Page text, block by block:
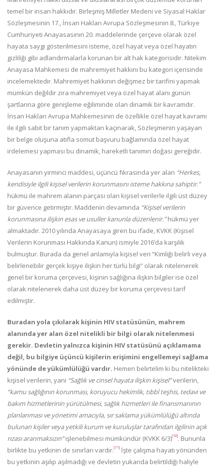
temel bir insan hakkıdır. Birleşmiş Milletler Medeni ve Siyasal Haklar
Sözleşmesinin 17., İnsan Hakları Avrupa Sözleşmesinin 8., Türkiye
Cumhuriyeti Anayasasının 20. maddelerinde çerçeve olarak özel
hayata saygı gösterilmesini isteme, özel hayat veya özel hayatın
gizliliği gibi adlandırmalarla korunan bir alt hak kategorisidir. Nitekim
Anayasa Mahkemesi de mahremiyet hakkını bu kategori içerisinde
incelemektedir. Mahremiyet hakkının değişmez bir tarifini yapmak
mümkün değildir zira mahremiyet veya özel hayat alanı günün
şartlarına göre genişleme eğiliminde olan dinamik bir kavramdır.
İnsan Hakları Avrupa Mahkemesinin de özellikle özel hayat kavramı
ile ilgili sabit bir tanım yapmaktan kaçınarak, Sözleşmenin yaşayan
bir belge oluşuna atıfla somut başvuru bağlamında özel hayat
irdelemesi yapması bu dinamik, hareketli tanımın doğası gereğidir.
Anayasanın yirminci maddesi, üçüncü fıkrasında yer alan “Herkes,
kendisiyle ilgili kişisel verilerin korunmasını isteme hakkına sahiptir.”
hükmü ile mahrem alanın parçası olan kişisel verilerle ilgili üst düzey
bir güvence getirmiştir. Maddenin devamında “Kişisel verilerin
korunmasına ilişkin esas ve usuller kanunla düzenlenir.”hükmü yer
almaktadır. 2010 yılında Anayasaya giren bu ifade, KVKK (Kişisel
Verilerin Korunması Hakkında Kanun) ismiyle 2016’da karşılık
bulmuştur. Burada da genel anlamıyla kişisel veri “Kimliği belirli veya
belirlenebilir gerçek kişiye ilişkin her türlü bilgi” olarak nitelenerek
genel bir koruma çerçevesi, kişinin sağlığına ilişkin bilgiler ise özel
olarak nitelenerek daha üst düzey bir koruma çerçevesi tarif
edilmiştir.
Buradan yola çıkılarak kişinin HIV statüsünün, mahrem
alanında yer alan özel nitelikli bir bilgi olarak nitelenmesi
gerekir. Devletin yalnızca kişinin HIV statüsünü açıklamama
değil, bu bilgiye üçüncü kişilerin erişimini engellemeyi sağlama
yönünde de yükümlülüğü vardır. Hemen belirtelim ki bu nitelikteki
kişisel verilerin, yani “Sağlık ve cinsel hayata ilişkin kişisel”verilerin,
“kamu sağlığının korunması, koruyucu hekimlik, tıbbî teşhis, tedavi ve
bakım hizmetlerinin yürütülmesi, sağlık hizmetleri ile finansmanının
planlanması ve yönetimi amacıyla, sır saklama yükümlülüğü altında
bulunan kişiler veya yetkili kurum ve kuruluşlar tarafından ilgilinin açık
rızası aranmaksızın”işlenebilmesi mümkündür (KVKK 6/3)[10]. Bununla
birlikte bu yetkinin de sınırları vardır.[11] İşte çalışma hayatı yönünden
bu yetkinin aşılıp aşılmadığı ve devletin yukarıda belirtildiği haliyle